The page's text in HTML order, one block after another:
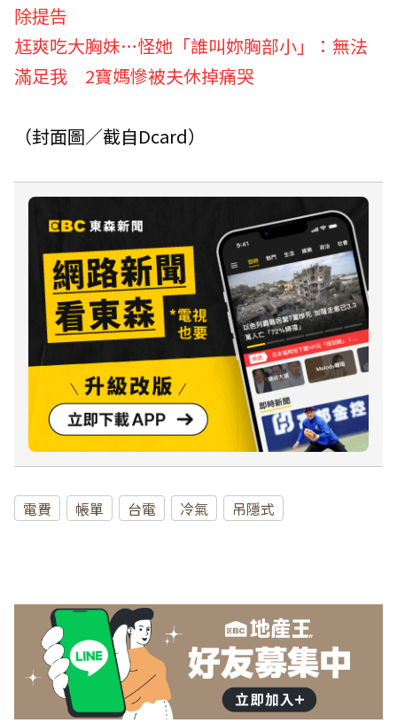
除提告
尪爽吃大胸妹…怪她「誰叫妳胸部小」：無法
滿足我 2寶媽慘被夫休掉痛哭
（封面圖／截自Dcard）
電費 帳單 台電 冷氣 吊隱式